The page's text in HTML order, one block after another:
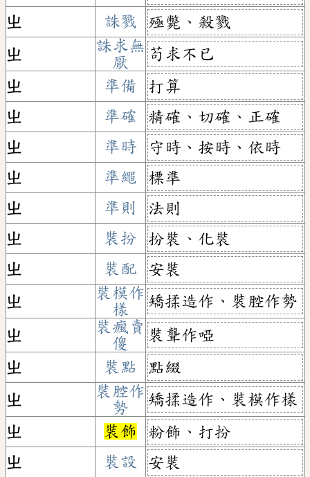
ㄓ
誅戮
殛斃、殺戮
ㄓ
誅求無
厭
苟求不已
ㄓ
準備
打算
ㄓ
準確
精確、切確、正確
ㄓ
準時
守時、按時、依時
ㄓ
準繩
標準
ㄓ
準則
法則
ㄓ
裝扮
扮裝、化裝
ㄓ
裝配
安裝
ㄓ
裝模作
樣
矯揉造作、裝腔作勢
ㄓ
裝瘋賣
傻
裝聾作啞
ㄓ
裝點
點綴
ㄓ
裝腔作
勢
矯揉造作、裝模作樣
ㄓ
裝飾
粉飾、打扮
ㄓ
裝設
安裝